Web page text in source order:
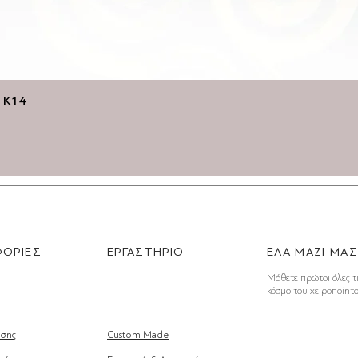
Κ14
ΕΡΓΑΣΤΗΡΙΟ ΕΛΑ ΜΑΖΙ ΜΑΣ
Μάθετε πρώτοι όλες
κόσμο του
Custom Made